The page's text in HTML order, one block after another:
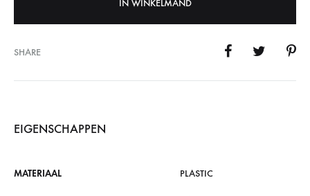
IN WINKELMAND
SHARE
EIGENSCHAPPEN
MATERIAAL PLASTIC